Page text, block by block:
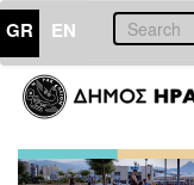
GR EN
ΔΗΜΟΣ
Δελτία
Τύπου